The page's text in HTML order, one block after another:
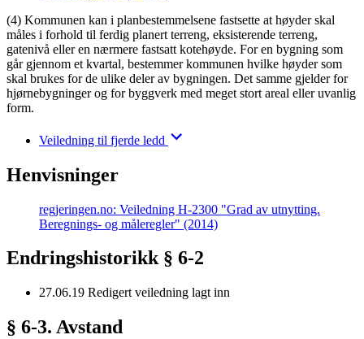
(4) Kommunen kan i planbestemmelsene fastsette at høyder skal
måles i forhold til ferdig planert terreng, eksisterende terreng,
gatenivå eller en nærmere fastsatt kotehøyde. For en bygning som
går gjennom et kvartal, bestemmer kommunen hvilke høyder som
skal brukes for de ulike deler av bygningen. Det samme gjelder for
hjørnebygninger og for byggverk med meget stort areal eller uvanlig
form.
Veiledning til fjerde ledd
Henvisninger
regjeringen.no: Veiledning H-2300 "Grad av utnytting.
Beregnings- og måleregler" (2014)
Endringshistorikk § 6-2
27.06.19 Redigert veiledning lagt inn
§ 6-3. Avstand